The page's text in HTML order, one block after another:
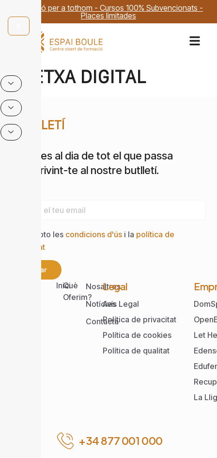
Formació per a tothom - Cursos 100% Subvencionats -
Places limitades
BRETXA DIGITAL
BUTLLETÍ
Estigues al dia de tot el que passa
subscrivint-te al nostre butlletí.
Accepto les condicions d'ús i la política de
privacitat
Enviar
IniciQuè
Oferim?
Nosaltres
Notícies
Contacta
Legal
Avís Legal
Política de privacitat
Política de cookies
Política de qualitat
Let
La
+34 877 001 000